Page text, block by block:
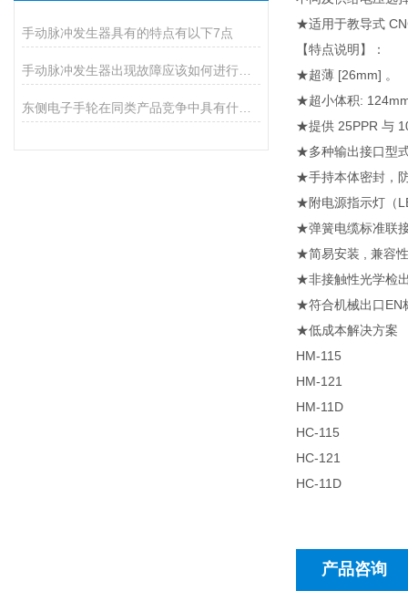
手动脉冲发生器具有的特点有以下7点
★适用于教导式
【特点说明】：
★超薄 [26mm] 。
★超小体积:
★提供 25PPR 与
★多种输出接口型
★手持本体密封，
★附电源指示灯（
★弹簧电缆标准联
★简易安装 , 兼容
★非接触性光学检
★符合机械出口EN
★低成本解决方案
HM-115
HM-121
HM-11D
HC-115
HC-121
HC-11D
产品咨询